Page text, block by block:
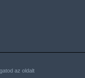
az oldalt